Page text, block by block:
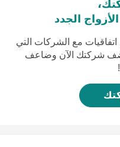
الجدد
ألف زوجين اتفاقيات مع الشركات التي
شركتك الآن وضاعف